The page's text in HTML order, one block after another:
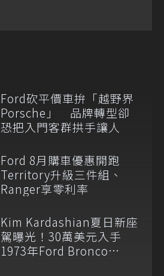
Ford砍平價車拚「越野界
Porsche」 品牌轉型卻
恐把入門客群拱手讓人
Ford 8月購車優惠開跑
Territory升級三件組、
Ranger享零利率
Kim Kardashian夏日新座
駕曝光！30萬美元入手
1973年Ford Bronco